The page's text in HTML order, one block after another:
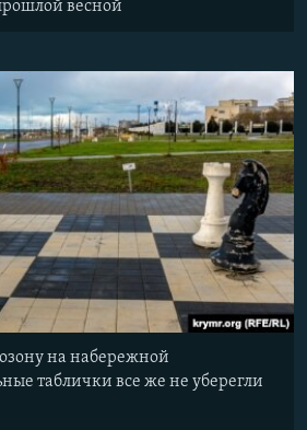
весной
на набережной
таблички все же не уберегли